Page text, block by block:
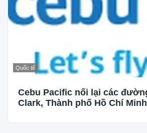
Quốc tế
Cebu Pacific nối lại các
Clark, Thành phố Hồ Chí